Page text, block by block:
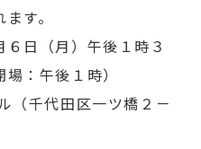
す。
（月）午後１時３
：午後１時）
千代田区一ツ橋２－